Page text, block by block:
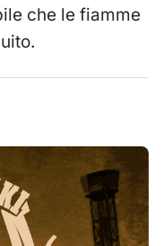
che le fiamme